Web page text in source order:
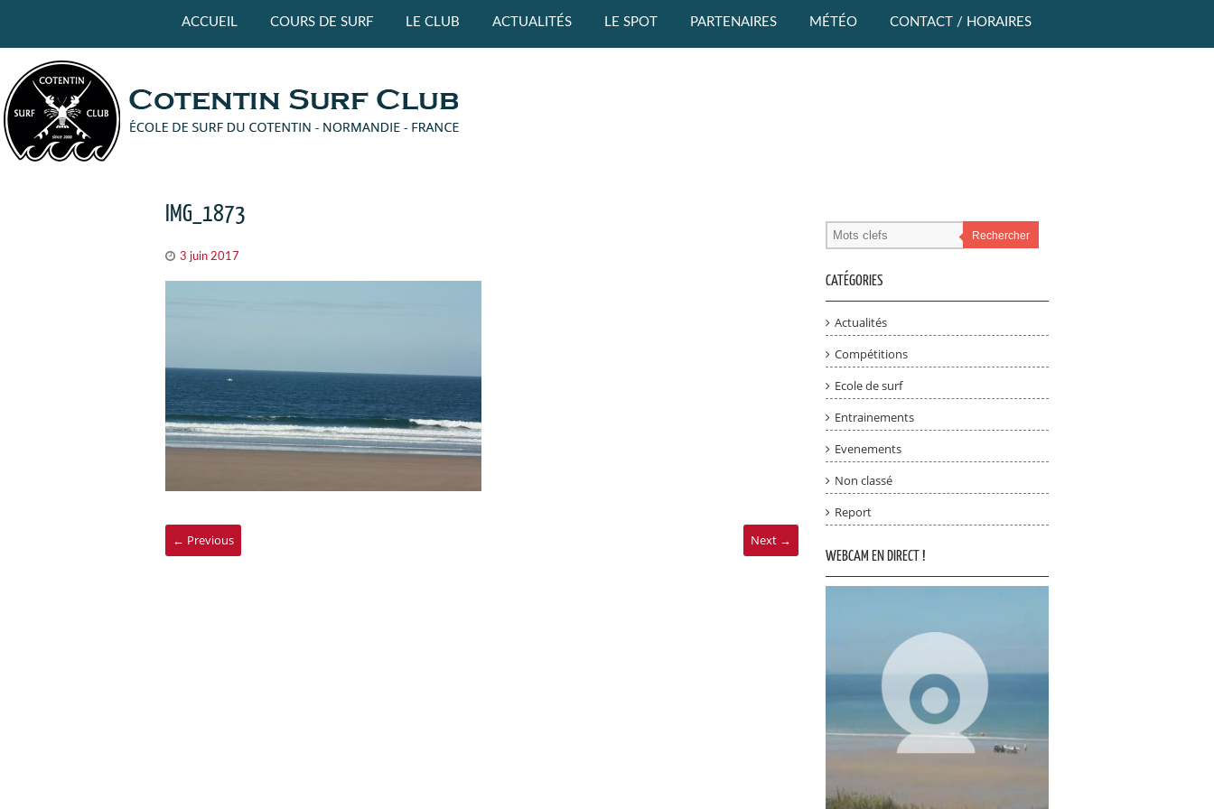
ACCUEIL COURS DE SURF LE CLUB ACTUALITÉS LE SPOT PARTENAIRES MÉTÉO CONTACT / HORAIRES
IMG_1873
3 juin 2017
← Previous Next →
Rechercher
CATÉGORIES
Actualités
Compétitions
Ecole de surf
Entrainements
Evenements
Non classé
Report
WEBCAM EN DIRECT !